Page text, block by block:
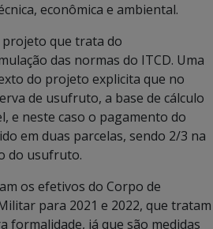
econômica e ambiental.
que trata do
das normas do ITCD. Uma
do projeto explicita que no
de usufruto, a base de cálculo
e neste caso o pagamento do
em duas parcelas, sendo 2/3 na
do usufruto.
os efetivos do Corpo de
para 2021 e 2022, que tratam
formalidade, já que são medidas